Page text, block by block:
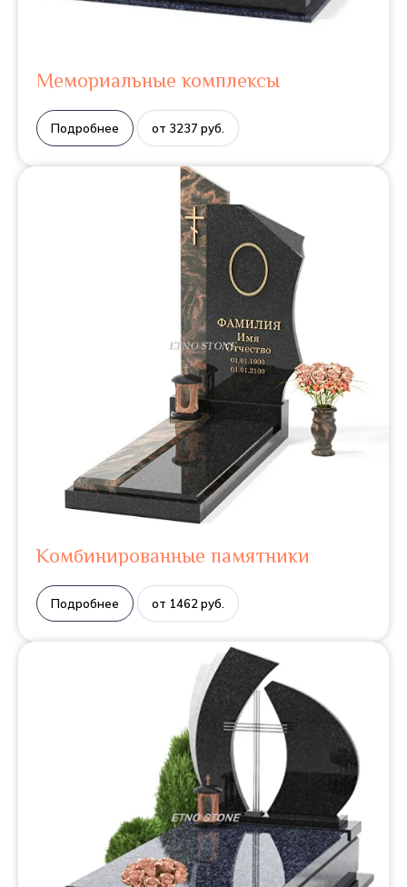
Мемориальные комплексы
Подробнее от 3237 руб.
Комбинированные памятники
Подробнее от 1462 руб.